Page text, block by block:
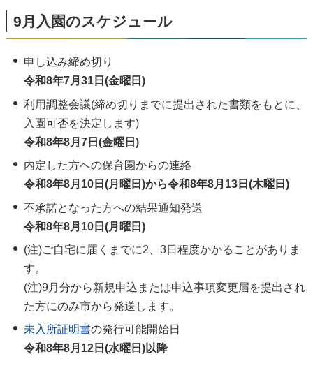
9月入園のスケジュール
申し込み締め切り
令和8年7月31日(金曜日)
利用調整会議(締め切りまでに提出された書類をもとに、
入園可否を決定します)
令和8年8月7日(金曜日)
内定した方への保育園からの連絡
令和8年8月10日(月曜日)から令和8年8月13日(木曜日)
不承諾となった方への結果通知発送
令和8年8月10日(月 曜日)
(注)ご自宅に届くまでに2、3日程度かかることがありま
す。
(注)9月分から新規申込または申込事項変更届を提出され
た方にのみ市から発送します。
未入所証明書の発行可能開始日
令和8年8月12日(水曜日)以降